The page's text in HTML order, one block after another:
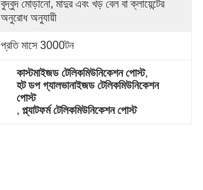
বুদ্বুদ মোড়ানো, মাদুর এবং খড় বেল বা ক্লায়েন্টের
অনুরোধ অনুযায়ী
প্রতি মাসে 3000টন
কাস্টমাইজড টেলিকমিউনিকেশন পোস্ট,
হট ডপ গ্যালভানাইজড টেলিকমিউনিকেশন
পোস্ট
, প্ল্যাটফর্ম টেলিকমিউনিকেশন পোস্ট